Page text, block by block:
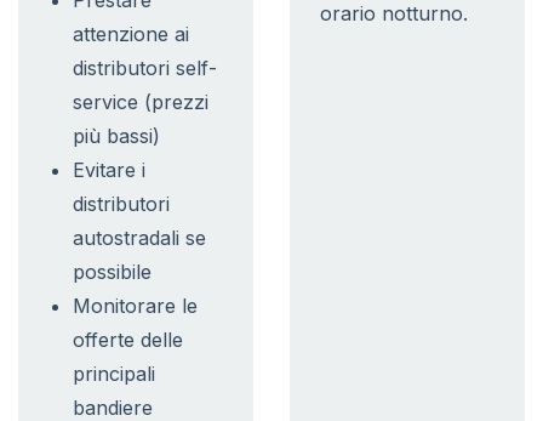
attenzione ai
distributori self-
service (prezzi
più bassi)
Evitare i
distributori
autostradali se
possibile
Monitorare le
offerte delle
principali
bandiere
orario notturno.